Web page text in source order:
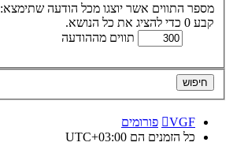
מספר התווים אשר יוצגו מכל הודעה שתימצא:
קבע 0 כדי להציג את כל הנושא.
תווים מההודעה
VGF
פורומים
כל הזמנים הם UTC+03:00